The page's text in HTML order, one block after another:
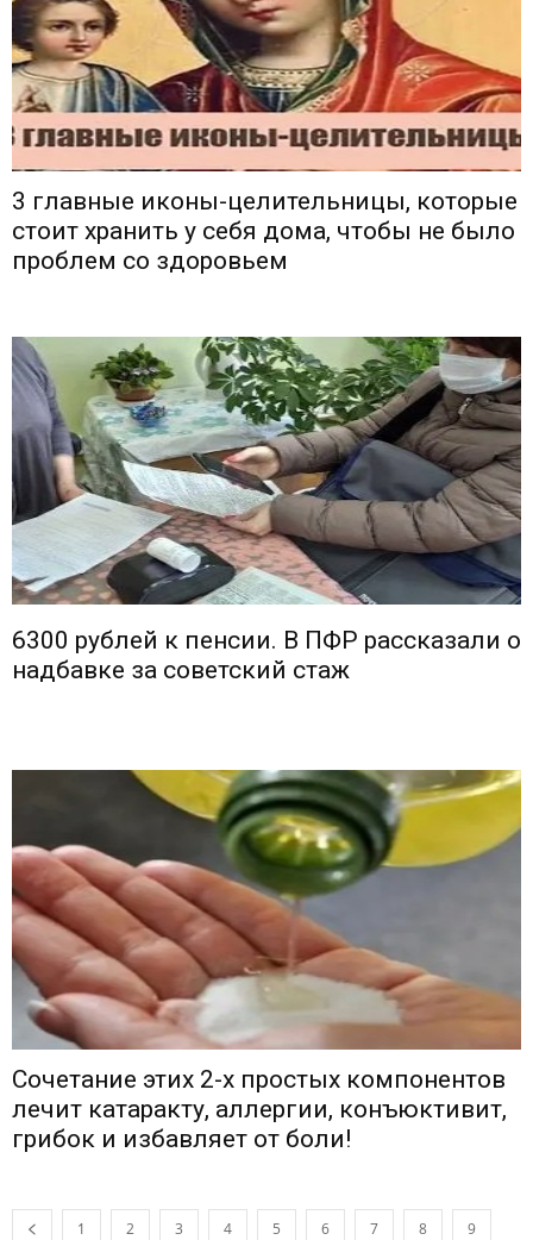
3 главные иконы-целительницы, которые
стоит хранить у себя дома, чтобы не было
проблем со здоровьем
6300 рублей к пенсии. В ПФР рассказали о
надбавке за советский стаж
Сочетание этих 2-х простых компонентов
лечит катаракту, аллергии, конъюктивит,
грибок и избавляет от боли!
1 2 3 4 5 6 7 8 9